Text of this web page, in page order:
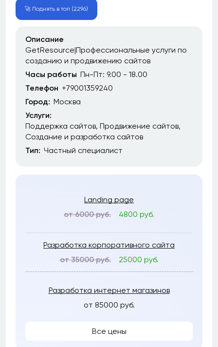
🚀 Поднять в топ (2296)
Описание
GetResource|Профессиональные услуги по
созданию и продвижению сайтов
Часы работы Пн-Пт: 9.00 - 18.00
Телефон +79001359240
Город: Москва
Услуги:
Поддержка сайтов Продвижение сайтов
Создание и разработка сайтов
Тип: Частный специалист
Landing page
от 6000 руб.
4800 руб.
Разработка корпоративного сайта
от 35000 руб.
25000 руб.
Разработка интернет магазинов
от 85000 руб.
Все цены